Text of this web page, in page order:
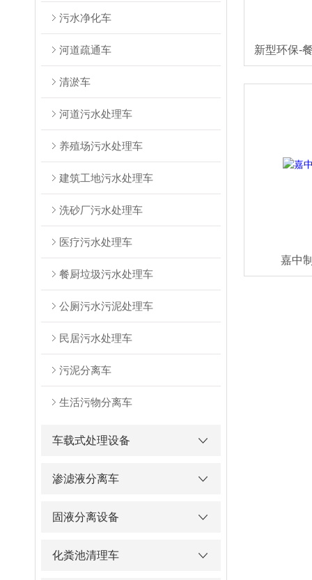
污水净化车
河道疏通车
清淤车
河道污水处理车
养殖场污水处理车
建筑工地污水处理车
洗砂厂污水处理车
医疗污水处理车
餐厨垃圾污水处理车
公厕污水污泥处理车
民居污水处理车
污泥分离车
生活污物分离车
车载式处理设备
渗滤液分离车
固液分离设备
化粪池清理车
嘉中